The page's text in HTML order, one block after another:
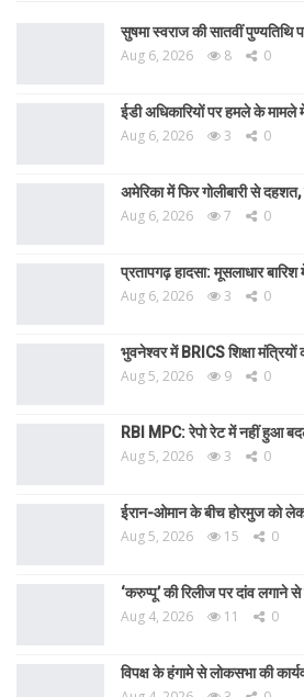
सुषमा स्वराज की सातवीं
Aug 6, 2026 8 0
ईडी अधिकारियों पर हमले के मामले
Aug 6, 2026 3 0
अमेरिका में फिर गोलीबारी से
Aug 6, 2026 7 0
प्रतापगढ़ हादसा: मूसलाधार
Aug 6, 2026 3 0
भुवनेश्वर में BRICS शिक्षा
Aug 5, 2026 9 0
RBI MPC: रेपो रेट में नहीं हुआ
Aug 5, 2026 3 0
ईरान-ओमान के बीच होरमुज को
Aug 5, 2026 15 0
‘करुप्पू’ की रिलीज पर दांव लगाने
Aug 4, 2026 11 0
विपक्ष के हंगामे से लोकसभा की